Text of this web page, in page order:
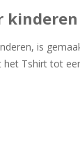
kinderen
is
Tshirt tot